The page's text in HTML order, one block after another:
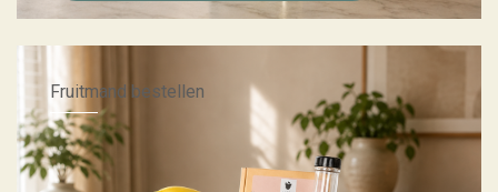
Fruitmand bestellen